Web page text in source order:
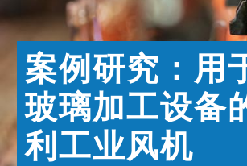
案例研究：用
玻璃加工设备
利工业风机